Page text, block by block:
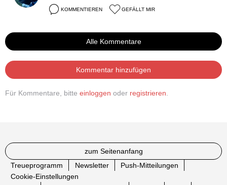
KOMMENTIEREN GEFÄLLT MIR
Alle Kommentare
Kommentar hinzufügen
Für Kommentare, bitte einloggen oder registrieren
zum Seitenanfang
Treueprogramm
Newsletter
Push-Mitteilungen
Cookie-Einstellungen